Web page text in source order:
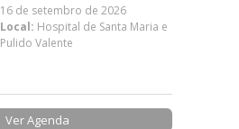
16 de setembro de 2026
Local: Hospital de Santa Maria e
Pulido Valente
Ver Agenda